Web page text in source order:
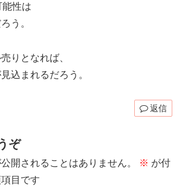
性は
う。
りとなれば、
込まれるだろう。
返信
ぞ
開されることはありません。 ※ が付
目です